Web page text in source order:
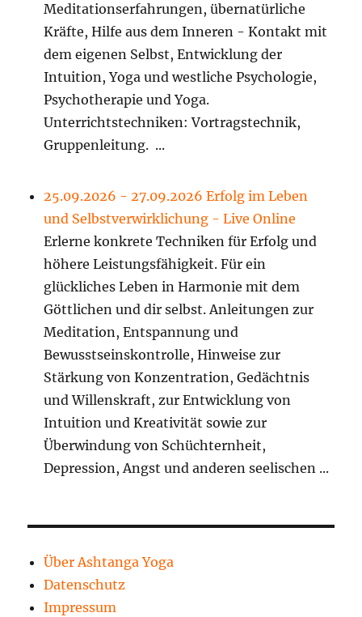
Meditationserfahrungen, übernatürliche
Kräfte, Hilfe aus dem Inneren - Kontakt mit
dem eigenen Selbst, Entwicklung der
Intuition, Yoga und westliche Psychologie,
Psychotherapie und Yoga.
Unterrichtstechniken: Vortragstechnik,
Gruppenleitung. ...
25.09.2026 - 27.09.2026 Erfolg im Leben
und Selbstverwirklichung - Live Online
Erlerne konkrete Techniken für Erfolg und
höhere Leistungsfähigkeit. Für ein
glückliches Leben in Harmonie mit dem
Göttlichen und dir selbst. Anleitungen zur
Meditation, Entspannung und
Bewusstseinskontrolle, Hinweise zur
Stärkung von Konzentration, Gedächtnis
und Willenskraft, zur Entwicklung von
Intuition und Kreativität sowie zur
Überwindung von Schüchternheit,
Depression, Angst und anderen seelischen ...
Über Ashtanga Yoga
Datenschutz
Impressum